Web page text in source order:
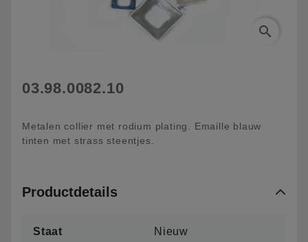
search
03.98.0082.10
Metalen collier met rodium plating. Emaille blauw
tinten met strass steentjes.
Productdetails
Staat Nieuw